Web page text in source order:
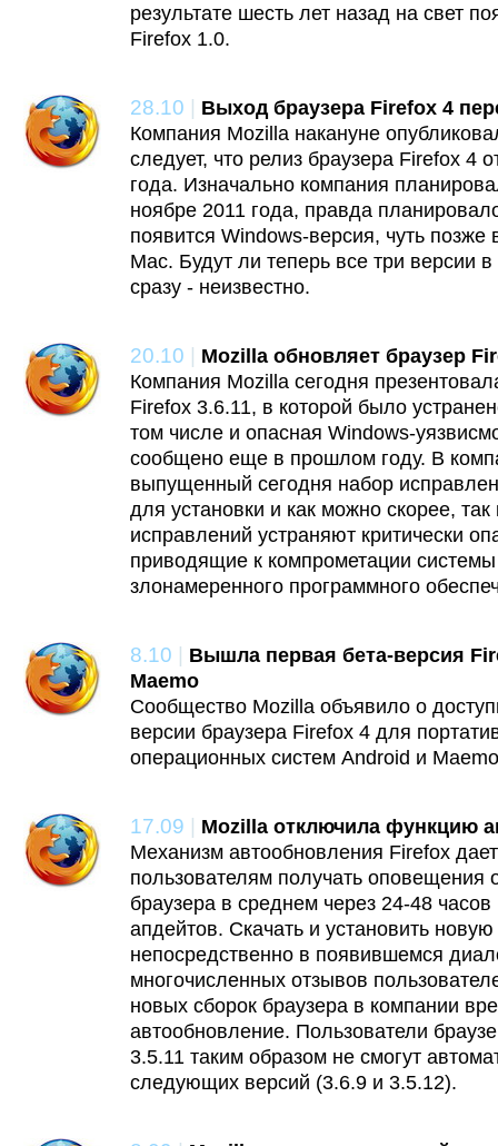
результате шесть лет назад на свет
Firefox 1.0.
28.10 | Выход браузера Firefox 4
Компания Mozilla накануне
следует, что релиз браузера Firefox 4
года. Изначально компания
ноябре 2011 года, правда
появится Windows-версия, чуть
Mac. Будут ли теперь все три версии
сразу - неизвестно.
20.10 | Mozilla обновляет браузер
Компания Mozilla сегодня
Firefox 3.6.11, в которой было
том числе и опасная Windows-
сообщено еще в прошлом году. В
выпущенный сегодня набор
для установки и как можно скорее, так
исправлений устраняют критически
приводящие к компрометации
злонамеренного программного
8.10 | Вышла первая бета-версия
Maemo
Сообщество Mozilla объявило о
версии браузера Firefox 4 для
операционных систем Android и
17.09 | Mozilla отключила функцию
Механизм автообновления Firefox
пользователям получать оповещения
браузера в среднем через 24-48
апдейтов. Скачать и установить
непосредственно в появившемся
многочисленных отзывов
новых сборок браузера в компании
автообновление. Пользователи
3.5.11 таким образом не смогут
следующих версий (3.6.9 и 3.5.12).